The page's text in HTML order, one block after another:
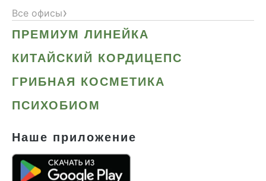
Все офисы›
ПРЕМИУМ ЛИНЕЙКА
КИТАЙСКИЙ КОРДИЦЕПС
ГРИБНАЯ КОСМЕТИКА
ПСИХОБИОМ
Наше приложение